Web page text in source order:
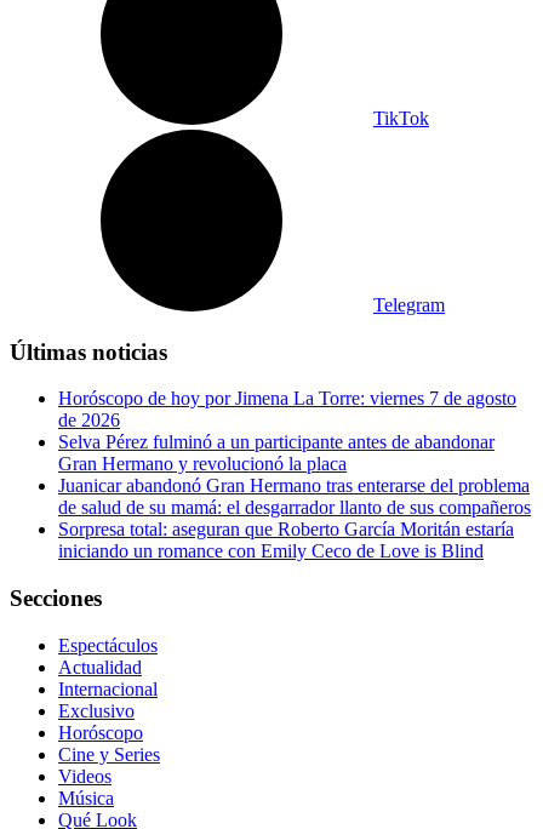
TikTok
Telegram
Últimas noticias
Horóscopo de hoy por Jimena La Torre: viernes 7 de agosto
de 2026
Selva Pérez fulminó a un participante antes de abandonar
Gran Hermano y revolucionó la placa
Juanicar abandonó Gran Hermano tras enterarse del problema
de salud de su mamá: el desgarrador llanto de sus compañeros
Sorpresa total: aseguran que Roberto García Moritán estaría
iniciando un romance con Emily Ceco de Love is Blind
Secciones
Espectáculos
Actualidad
Internacional
Exclusivo
Horóscopo
Cine y Series
Videos
Música
Qué Look